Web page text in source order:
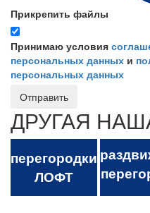
Прикрепить файлы
Принимаю условия
персональных данных и
персональных данных
Отправить
ДРУГАЯ
перегородки
ЛОФТ